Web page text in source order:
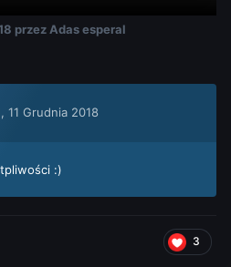
przez Adas esperal
, 11 Grudnia 2018
:)
3